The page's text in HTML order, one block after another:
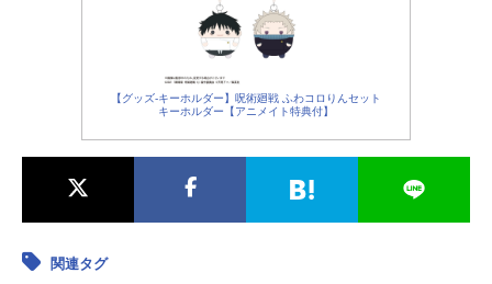
スト声優情報などをまとめて「2026
夏アニメ新番組一覧」をお届けしま
す！2026秋アニメ＞＞＜＜2026春ア
ニメ男性・あ行青山穣（あおやま...
【グッズ-キーホルダー】呪術廻戦 ふわコロりんセット
キーホルダー【アニメイト特典付】
関連タグ